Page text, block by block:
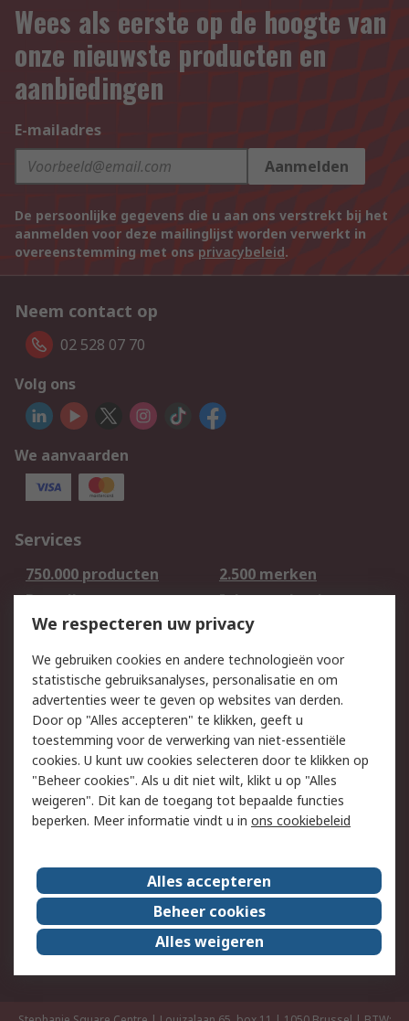
Wees als eerste op de hoogte van
onze nieuwste producten en
aanbiedingen
E-mailadres
Aanmelden
De persoonlijke gegevens die u aan ons verstrekt bij het
aanmelden voor deze mailinglijst worden verwerkt in
overeenstemming met ons privacybeleid.
Neem contact op
02 528 07 70
Volg ons
We aanvaarden
Services
750.000 producten
2.500 merken
Bestellen
Inkoopoplossingen
Retouren
Technisch advies
Track & Trace
Wettelijk
Cookiebeleid
Email veiligheid
Privacybeleid -
Bijgewerkt
Websitevoorwaarden
Algemene
verkoopvoorwaarden
Over RS
RS Group
Over ons
RS wereldwijd
Werken bij RS
ESG
We respecteren uw privacy
We gebruiken cookies en andere technologieën voor
statistische gebruiksanalyses, personalisatie en om
advertenties weer te geven op websites van derden.
Door op "Alles accepteren" te klikken, geeft u
toestemming voor de verwerking van niet-essentiële
cookies. U kunt uw cookies selecteren door te klikken op
"Beheer cookies". Als u dit niet wilt, klikt u op "Alles
weigeren". Dit kan de toegang tot bepaalde functies
beperken. Meer informatie vindt u in ons cookiebeleid
Alles accepteren
Beheer cookies
Alles weigeren